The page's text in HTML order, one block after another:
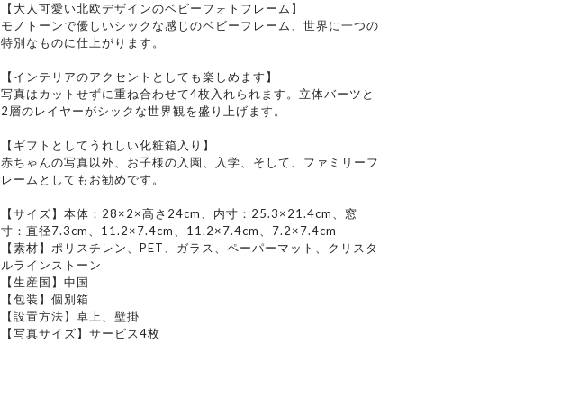
【大人可愛い北欧デザインのベビーフォトフレーム】
モノトーンで優しいシックな感じのベビーフレーム、世界に一つの
特別なものに仕上がります。
【インテリアのアクセントとしても楽しめます】
写真はカットせずに重ね合わせて4枚入れられます。立体バーツと
2層のレイヤーがシックな世界観を盛り上げます。
【ギフトとしてうれしい化粧箱入り】
赤ちゃんの写真以外、お子様の入園、入学、そして、ファミリーフ
レームとしてもお勧めです。
【サイズ】本体：28×2×高さ24cm、内寸：25.3×21.4cm、窓
寸：直径7.3cm、11.2×7.4cm、11.2×7.4cm、7.2×7.4cm
【素材】ポリスチレン、PET、ガラス、ペーパーマット、クリスタ
ルラインストーン
【生産国】中国
【包装】個別箱
【設置方法】卓上、壁掛
【写真サイズ】サービス4枚